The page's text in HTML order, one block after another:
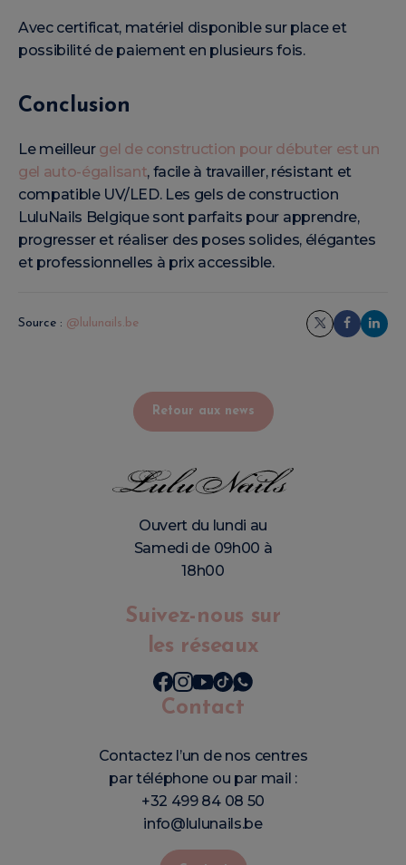
Avec certificat, matériel disponible sur place et
possibilité de paiement en plusieurs fois.
Conclusion
Le meilleur gel de construction pour débuter est un
gel auto-égalisant, facile à travailler, résistant et
compatible UV/LED. Les gels de construction
LuluNails Belgique sont parfaits pour apprendre,
progresser et réaliser des poses solides, élégantes
et professionnelles à prix accessible.
Source : @lulunails.be
Retour aux news
Ouvert du lundi au
Samedi de 09h00 à
18h00
Suivez-nous sur
les réseaux
Contact
Contactez l’un de nos centres
par téléphone ou par mail :
+32 499 84 08 50
info@lulunails.be